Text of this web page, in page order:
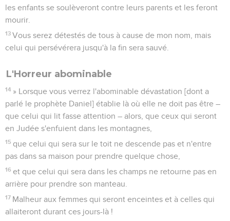
les enfants se soulèveront contre leurs parents et les feront
mourir.
13 Vous serez détestés de tous à cause de mon nom, mais
celui qui persévérera jusqu'à la fin sera sauvé.
L'Horreur abominable
14 » Lorsque vous verrez l'abominable dévastation [dont a
parlé le prophète Daniel] établie là où elle ne doit pas être –
que celui qui lit fasse attention – alors, que ceux qui seront
en Judée s'enfuient dans les montagnes,
15 que celui qui sera sur le toit ne descende pas et n'entre
pas dans sa maison pour prendre quelque chose,
16 et que celui qui sera dans les champs ne retourne pas en
arrière pour prendre son manteau.
17 Malheur aux femmes qui seront enceintes et à celles qui
allaiteront durant ces jours-là !